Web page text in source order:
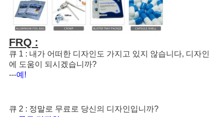
FRQ :
큐 1 : 내가 어떠한 디자인도 가지고 있지 않습니다, 디자인
에 도움이 되시겠습니까?
---예!
큐 2 : 정말로 무료로 당신의 디자인입니까?